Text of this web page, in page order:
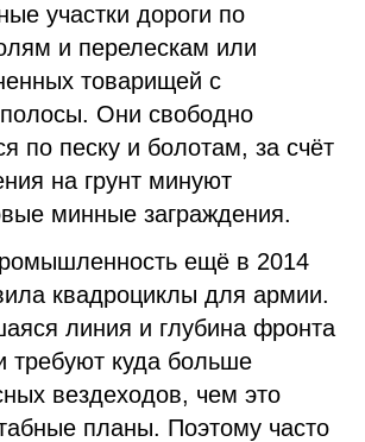
участки дороги по
и перелескам или
товарищей с
Они свободно
по песку и болотам, за счёт
на грунт минуют
минные заграждения.
ещё в 2014
квадроциклы для армии.
линия и глубина фронта
требуют куда больше
вездеходов, чем это
планы. Поэтому часто